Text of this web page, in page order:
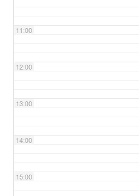
11:00
12:00
13:00
14:00
15:00